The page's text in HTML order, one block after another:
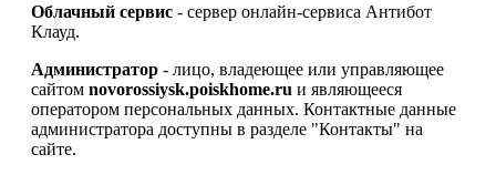
Облачный сервис - сервер онлайн-сервиса Антибот
Клауд.
Администратор - лицо, владеющее или управляющее
сайтом novorossiysk.poiskhome.ru и являющееся
оператором персональных данных. Контактные данные
администратора доступны в разделе "Контакты" на
сайте.